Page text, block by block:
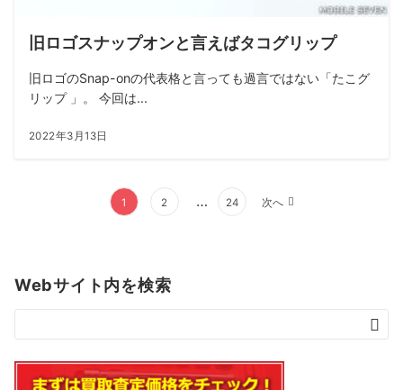
旧ロゴスナップオンと言えばタコグリップ
旧ロゴのSnap-onの代表格と言っても過言ではない「たこグ
リップ 」。 今回は...
2022年3月13日
ー
ジ
1 2 … 24 次へ
Webサイト内を検索